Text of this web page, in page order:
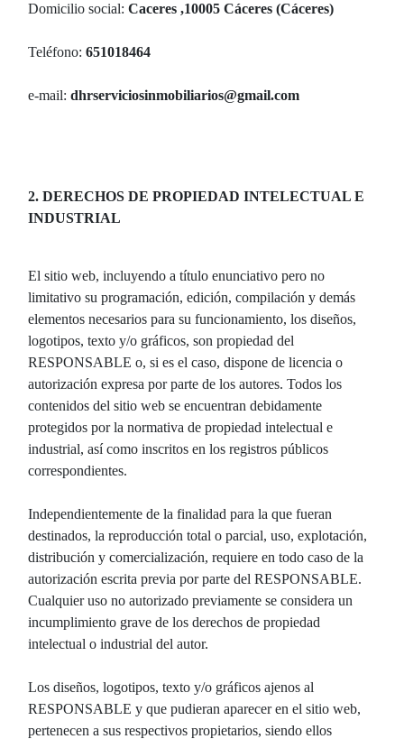
Domicilio social: Caceres ,10005 Cáceres (Cáceres)
Teléfono: 651018464
e-mail: dhrserviciosinmobiliarios@gmail.com
2. DERECHOS DE PROPIEDAD INTELECTUAL E
INDUSTRIAL
El sitio web, incluyendo a título enunciativo pero no
limitativo su programación, edición, compilación y demás
elementos necesarios para su funcionamiento, los diseños,
logotipos, texto y/o gráficos, son propiedad del
RESPONSABLE o, si es el caso, dispone de licencia o
autorización expresa por parte de los autores. Todos los
contenidos del sitio web se encuentran debidamente
protegidos por la normativa de propiedad intelectual e
industrial, así como inscritos en los registros públicos
correspondientes.
Independientemente de la finalidad para la que fueran
destinados, la reproducción total o parcial, uso, explotación,
distribución y comercialización, requiere en todo caso de la
autorización escrita previa por parte del RESPONSABLE.
Cualquier uso no autorizado previamente se considera un
incumplimiento grave de los derechos de propiedad
intelectual o industrial del autor.
Los diseños, logotipos, texto y/o gráficos ajenos al
RESPONSABLE y que pudieran aparecer en el sitio web,
pertenecen a sus respectivos propietarios, siendo ellos